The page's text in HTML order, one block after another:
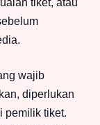
tiket, atau
wajib
diperlukan
pemilik tiket.